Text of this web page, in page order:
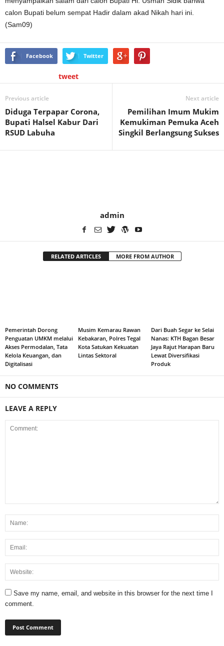
calon Bupati belum sempat Hadir dalam akad Nikah hari ini.
(Sam09)
Facebook Twitter
tweet
Previous article
Diduga Terpapar Corona,
Bupati Halsel Kabur Dari
RSUD Labuha
Next article
Pemilihan Imum Mukim
Kemukiman Pemuka Aceh
Singkil Berlangsung Sukses
admin
RELATED ARTICLES MORE FROM AUTHOR
Pemerintah Dorong
Penguatan UMKM melalui
Akses Permodalan, Tata
Kelola Keuangan, dan
Digitalisasi
Musim Kemarau Rawan
Kebakaran, Polres Tegal
Kota Satukan Kekuatan
Lintas Sektoral
Dari Buah Segar ke Selai
Nanas: KTH Bagan Besar
Jaya Rajut Harapan Baru
Lewat Diversifikasi
Produk
NO COMMENTS
LEAVE A REPLY
Save my name, email, and website in this browser for the next time I
comment.